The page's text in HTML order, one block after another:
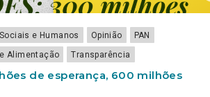
e Humanos Opinião
PAN
Alimentação Transparência
de esperança, 600 milhões